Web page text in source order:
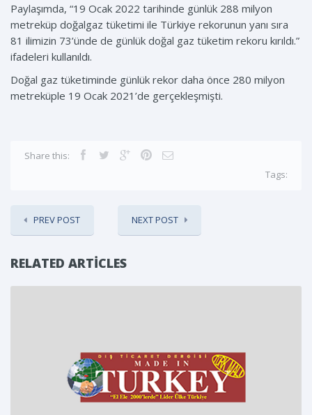
Paylaşımda, “19 Ocak 2022 tarihinde günlük 288 milyon
metreküp doğalgaz tüketimi ile Türkiye rekorunun yanı sıra
81 ilimizin 73’ünde de günlük doğal gaz tüketim rekoru kırıldı.”
ifadeleri kullanıldı.
Doğal gaz tüketiminde günlük rekor daha önce 280 milyon
metreküple 19 Ocak 2021’de gerçekleşmişti.
Share this:
Tags:
PREV POST NEXT POST
RELATED ARTICLES